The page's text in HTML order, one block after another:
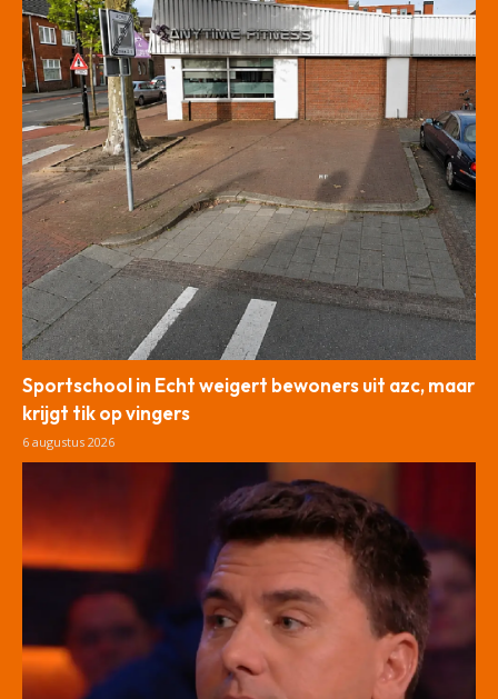
Sportschool in Echt weigert bewoners uit azc, maar
krijgt tik op vingers
6 augustus 2026